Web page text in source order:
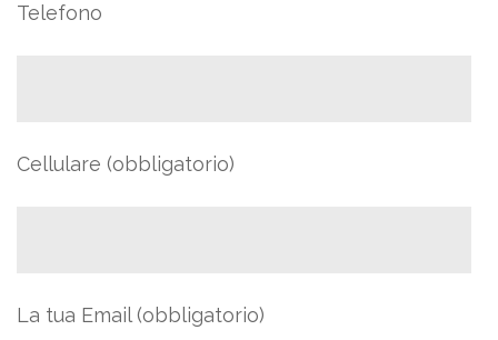
Telefono
Cellulare (obbligatorio)
La tua Email (obbligatorio)